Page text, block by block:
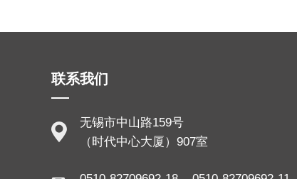
联系我们
无锡市中山路159号
（时代中心大厦）907室